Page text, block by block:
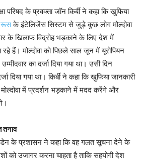
परिषद के प्रवक्ता जॉन किर्बी ने कहा कि खुफिया
रूसके इंटेलिजेंस सिस्टम से जुड़े कुछ लोग मोल्दोवा
के खिलाफ विद्रोह भड़काने के लिए देश में
हैं। मोल्दोवा को पिछले साल जून में यूरोपियन
का दर्जा दिया गया था। उसी दिन
दिया गया था। किर्बी ने कहा कि खुफिया जानकारी
में प्रदर्शन भड़काने में मदद करेंगे और
के प्रशासन ने कहा कि वह गलत सूचना देने के
उजागर करना चाहता है ताकि सहयोगी देश